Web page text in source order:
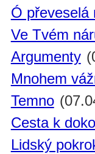
Ó převeselá
Ve Tvém
Argumenty
Mnohem
Temno
Cesta k
Lidský